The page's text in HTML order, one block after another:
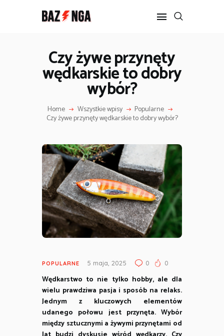
Czy żywe przynęty
wędkarskie to dobry
wybór?
Home Wszystkie wpisy Popularne
Czy żywe przynęty wędkarskie to dobry wybór?
POPULARNE
BIZNES I FINANSE
IT I TECHNOLOGIE
LIFESTYLE
POPULARNE 5 maja, 2025 0 0
Wędkarstwo to nie tylko hobby, ale dla
wielu prawdziwa pasja i sposób na relaks.
Jednym z kluczowych elementów
udanego połowu jest przynęta. Wybór
między sztucznymi a żywymi przynętami od